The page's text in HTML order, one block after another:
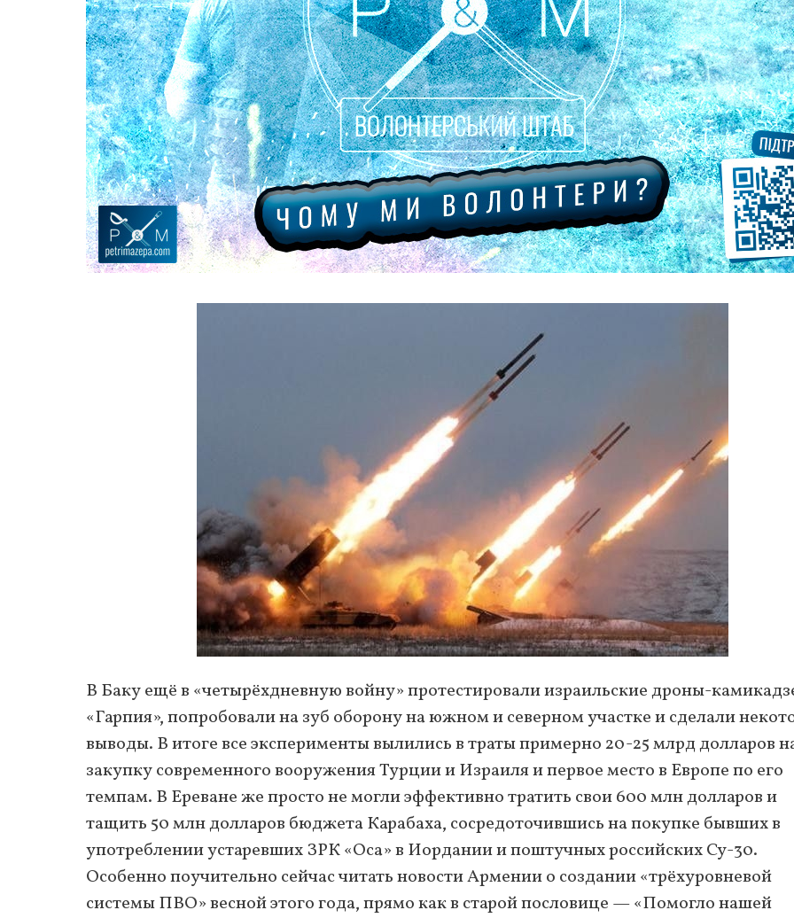
В Баку ещё в «четырёхдневную войну» протестировали израильские дроны-
«Гарпия», попробовали на зуб оборону на южном и северном участке и сделали
выводы. В итоге все эксперименты вылились в траты примерно 20-25 млрд долларов
закупку современного вооружения Турции и Израиля и первое место в Европе по его
темпам. В Ереване же просто не могли эффективно тратить свои 600 млн долларов и
тащить 50 млн долларов бюджета Карабаха, сосредоточившись на покупке бывших в
употреблении устаревших ЗРК «Оса» в Иордании и поштучных российских Су-30.
Особенно поучительно сейчас читать новости Армении о создании «трёхуровневой
системы ПВО» весной этого года, прямо как в старой пословице — «Помогло нашей